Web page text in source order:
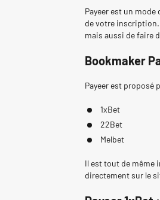
Payeer est un
de votre
mais aussi de faire
Bookmaker
Payeer est proposé
1xBet
22Bet
Melbet
Il est tout de même
directement sur le